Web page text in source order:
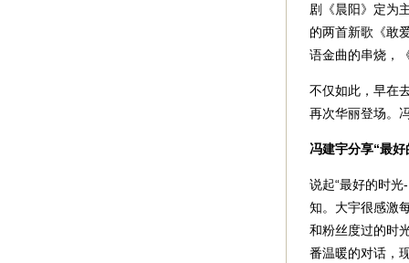
剧《晨阳》定为
的两首新歌《敢
语金曲的串烧，
不仅如此，早在
再次华丽登场。
冯建宇分享“最
说起“最好的时
知。大宇很感激
和粉丝度过的时
番温暖的对话，